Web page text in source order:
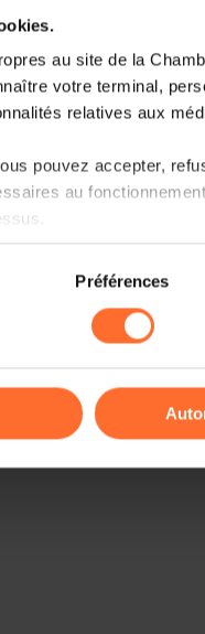
au site de la
votre terminal,
relatives aux
pouvez accepter,
au
sur le site et certaines
ou des cookies non
Préférences